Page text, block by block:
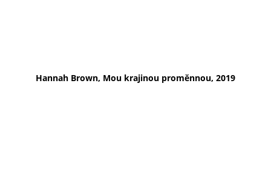
Hannah Brown, Mou krajinou proměnnou, 2019